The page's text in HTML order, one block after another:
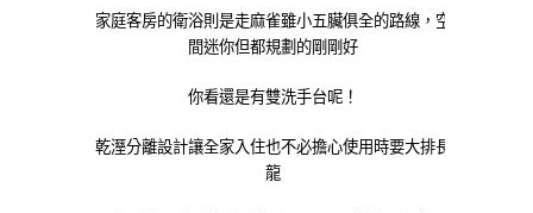
家庭客房的衛浴則是走麻雀雖小五臟俱全的路線，空
間迷你但都規劃的剛剛好
你看還是有雙洗手台呢！
乾溼分離設計讓全家入住也不必擔心使用時要大排長
龍